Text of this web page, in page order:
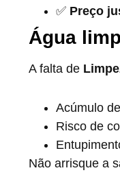
✅ Preço
Água
A falta de
Acúmulo
Risco de
Não arrisque a